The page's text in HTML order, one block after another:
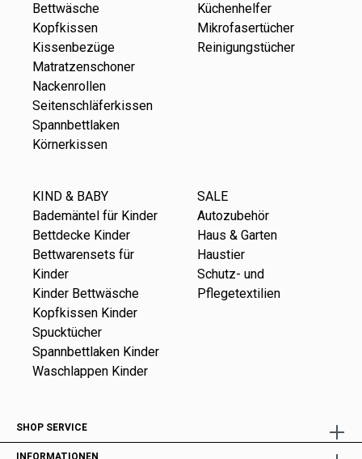
Bettwäsche
Kopfkissen
Kissenbezüge
Matratzenschoner
Nackenrollen
Seitenschläferkissen
Spannbettlaken
Körnerkissen
Küchenhelfer
Mikrofasertücher
Reinigungstücher
KIND & BABY
Bademäntel für Kinder
Bettdecke Kinder
Bettwarensets für
Kinder
Kinder Bettwäsche
Kopfkissen Kinder
Spucktücher
Spannbettlaken Kinder
Waschlappen Kinder
SALE
Autozubehör
Haus & Garten
Haustier
Schutz- und
Pflegetextilien
SHOP SERVICE
INFORMATIONEN